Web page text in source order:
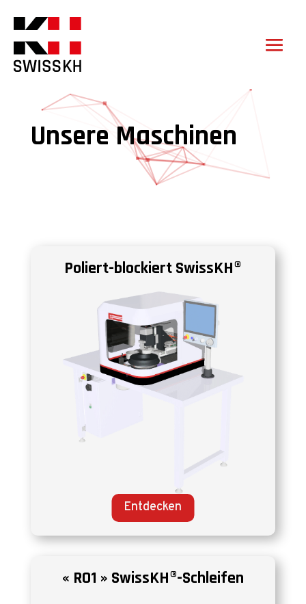
Unsere Maschinen
Poliert-blockiert SwissKH®
Entdecken
« RO1 » SwissKH®-Schleifen